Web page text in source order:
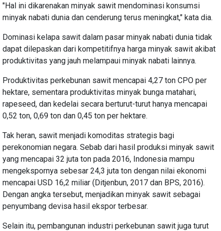
"Hal ini dikarenakan minyak sawit mendominasi konsumsi
minyak nabati dunia dan cenderung terus meningkat," kata dia.
Dominasi kelapa sawit dalam pasar minyak nabati dunia tidak
dapat dilepaskan dari kompetitifnya harga minyak sawit akibat
produktivitas yang jauh melampaui minyak nabati lainnya.
Produktivitas perkebunan sawit mencapai 4,27 ton CPO per
hektare, sementara produktivitas minyak bunga matahari,
rapeseed, dan kedelai secara berturut-turut hanya mencapai
0,52 ton, 0,69 ton dan 0,45 ton per hektare.
Tak heran, sawit menjadi komoditas strategis bagi
perekonomian negara. Sebab dari hasil produksi minyak sawit
yang mencapai 32 juta ton pada 2016, Indonesia mampu
mengekspornya sebesar 24,3 juta ton dengan nilai ekonomi
mencapai USD 16,2 miliar (Ditjenbun, 2017 dan BPS, 2016).
Dengan angka tersebut, menjadikan minyak sawit sebagai
penyumbang devisa hasil ekspor terbesar.
Selain itu, pembangunan industri perkebunan sawit juga turut